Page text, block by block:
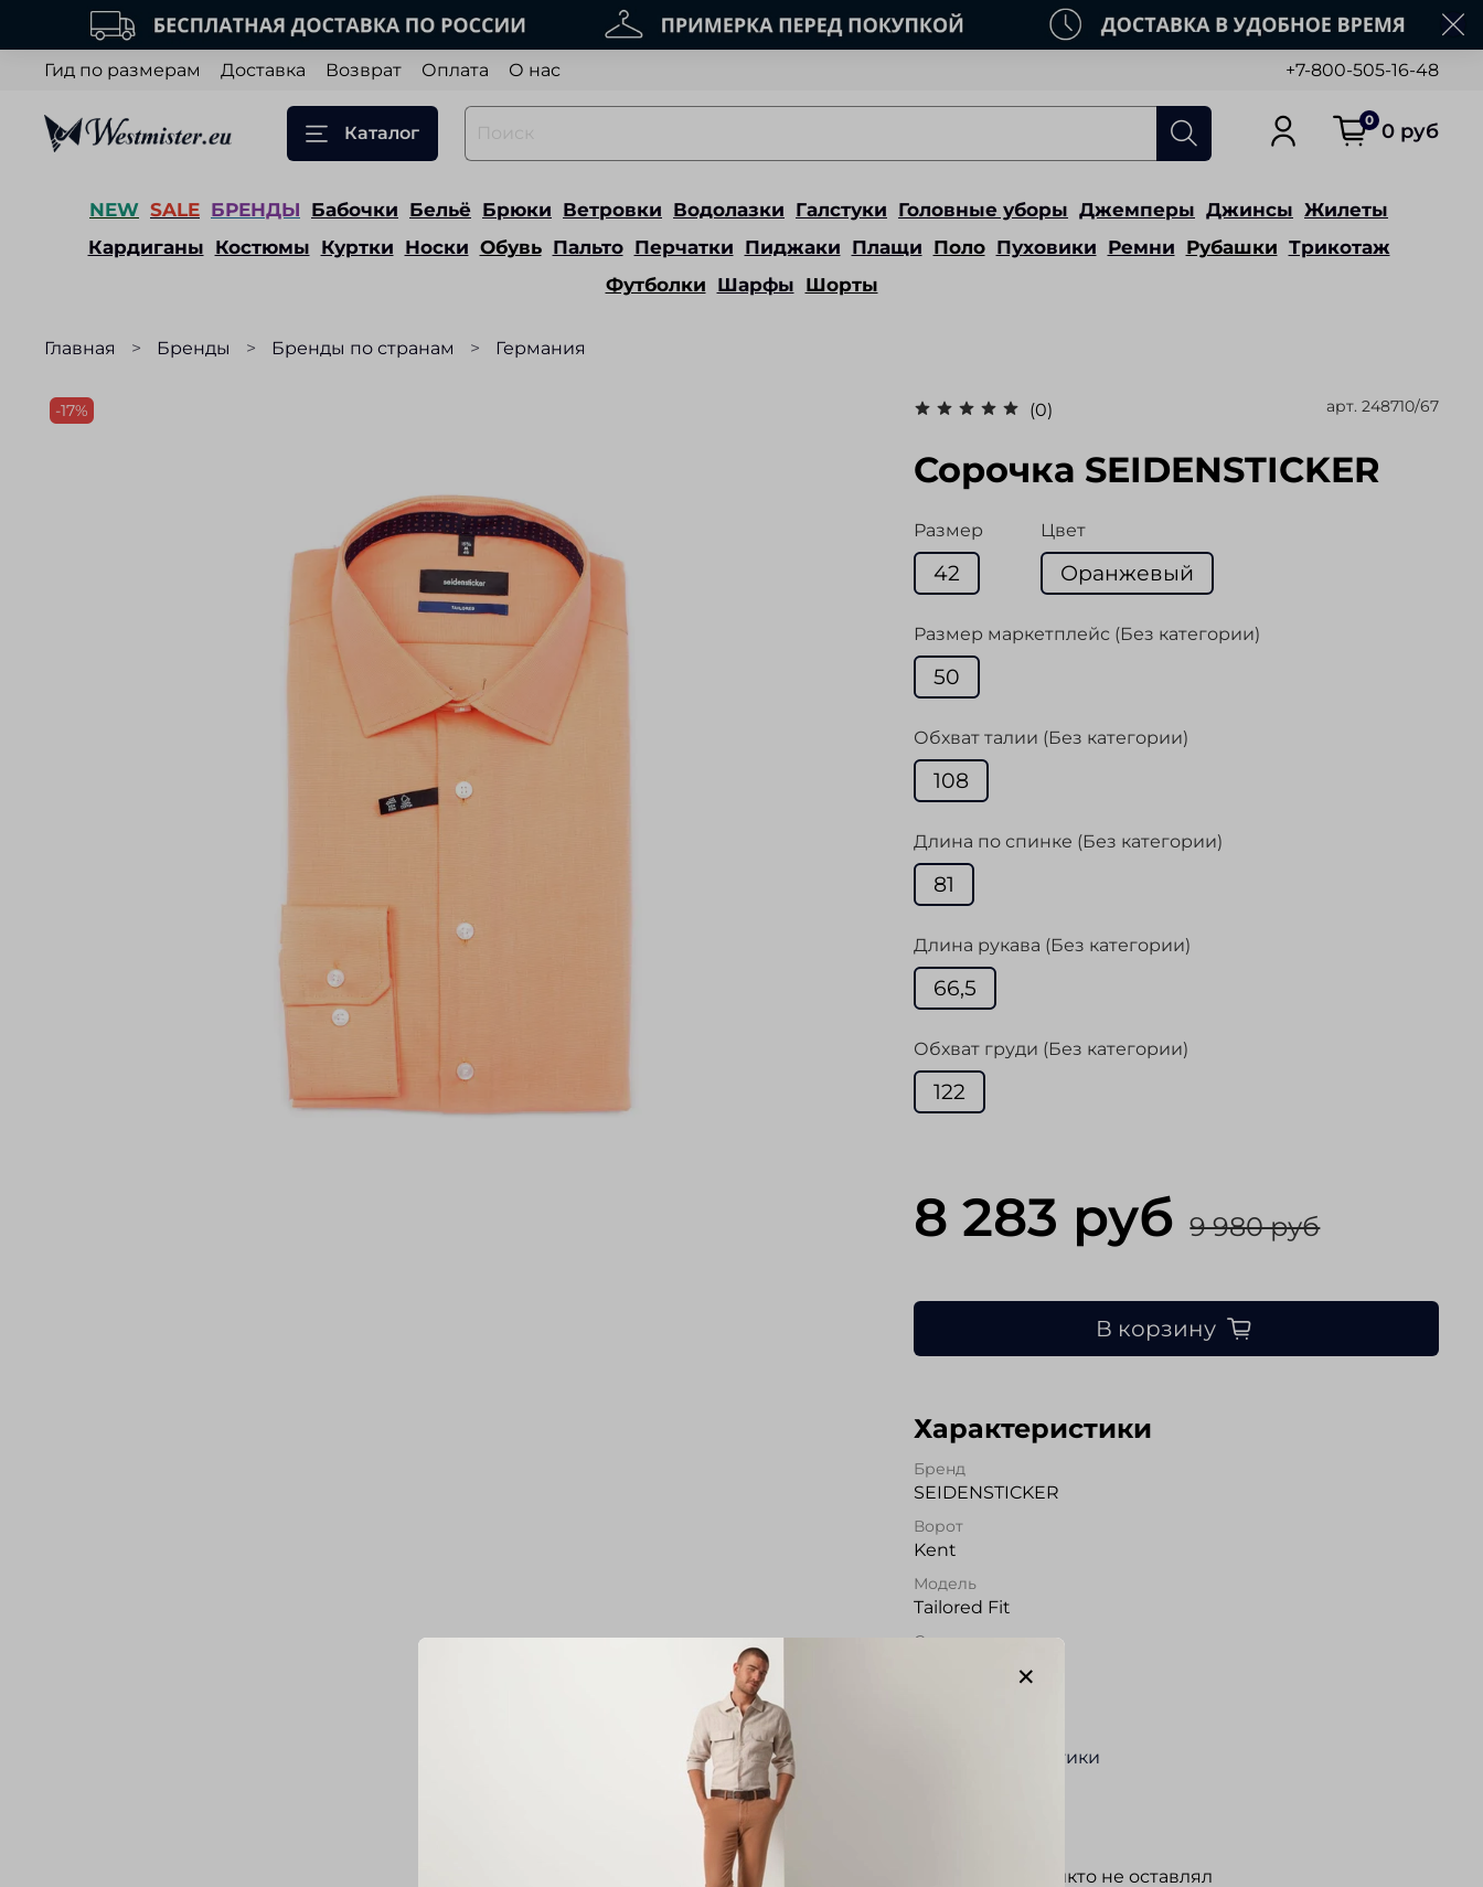
Гид по размерам Доставка Возврат Оплата О нас +7-800-505-16-48
Каталог
0 0 руб
NEW SALE БРЕНДЫ Бабочки Бельё Брюки Ветровки Водолазки Галстуки Головные уборы Джемперы Джинсы Жилеты
Кардиганы Костюмы Куртки Носки Обувь Пальто Перчатки Пиджаки Плащи Поло Пуховики Ремни Рубашки Трикотаж
Футболки Шарфы Шорты
Главная Бренды Бренды по странам Германия
-17% (0) арт. 248710/67
Сорочка SEIDENSTICKER
Размер
42
Цвет
Оранжевый
Размер маркетплейс (Без категории)
50
Обхват талии (Без категории)
108
Длина по спинке (Без категории)
81
Длина рукава (Без категории)
66,5
Обхват груди (Без категории)
122
8 283 руб 9 980 руб
В корзину
Характеристики
Бренд
SEIDENSTICKER
Ворот
Kent
Модель
Tailored Fit
Сезон
Всесезонный
Все характеристики
Отзывов еще никто не оставлял